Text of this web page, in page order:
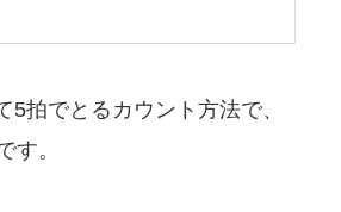
拍でとるカウント方法で、
す。